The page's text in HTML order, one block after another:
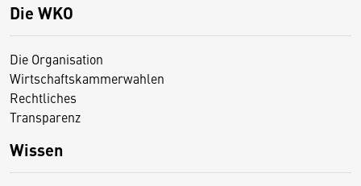
Die WKO
Die Organisation
Wirtschaftskammerwahlen
Rechtliches
Transparenz
Wissen